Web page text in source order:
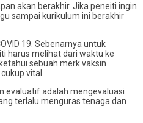
akan berakhir. Jika peneiti ingin
sampai kurikulum ini berakhir
19. Sebenarnya untuk
harus melihat dari waktu ke
sebuah merk vaksin
vital.
evaluatif adalah mengevaluasi
terlalu menguras tenaga dan